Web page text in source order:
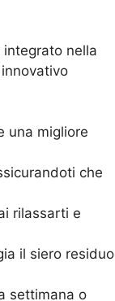
nella
una migliore
che
rilassarti e
il siero residuo
settimana o